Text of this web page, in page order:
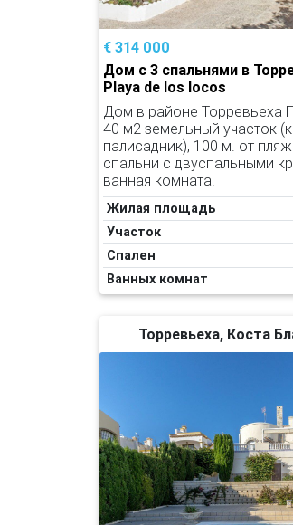
€ 314 000
Дом с 3 спальнями в
Playa de los locos
Дом в районе Торревьеха
40 м2 земельный участок
палисадник), 100 м. от
спальни с двуспальными
ванная комната.
Жилая площадь
Участок
Спален
Ванных комнат
Торревьеха, Коста